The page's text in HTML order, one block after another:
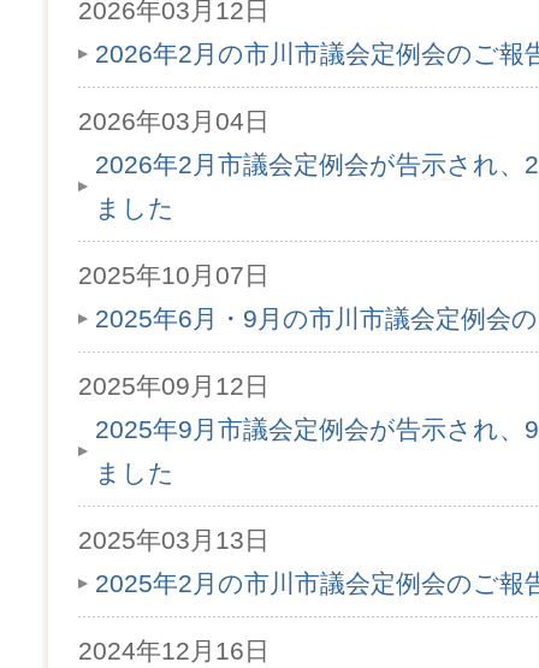
2026年03月12日
2026年2月の市川市議会定例会のご報
2026年03月04日
2026年2月市議会定例会が告示され、
ました
2025年10月07日
2025年6月・9月の市川市議会定例会
2025年09月12日
2025年9月市議会定例会が告示され、
ました
2025年03月13日
2025年2月の市川市議会定例会のご報
2024年12月16日